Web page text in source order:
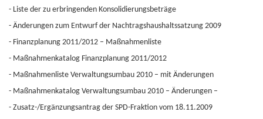
- Liste der zu erbringenden Konsolidierungsbeträge
- Änderungen zum Entwurf der Nachtragshaushaltssatzung 2009
- Finanzplanung 2011/2012 – Maßnahmenliste
- Maßnahmenkatalog Finanzplanung 2011/2012
- Maßnahmenliste Verwaltungsumbau 2010 – mit Änderungen
- Maßnahmenkatalog Verwaltungsumbau 2010 – Änderungen –
- Zusatz-/Ergänzungsantrag der SPD-Fraktion vom 18.11.2009